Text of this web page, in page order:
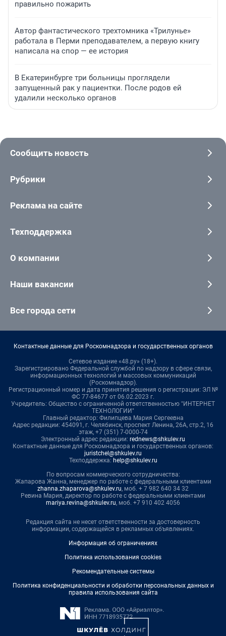
правильно пожарить
Автор фантастического трехтомника «Трилунье»
работала в Перми преподавателем, а первую книгу
написала на спор — ее история
В Екатеринбурге три больницы проглядели
запущенный рак у пациентки. После родов ей
удалили несколько органов
Сообщить новость
Рубрики
Реклама на сайте
Техподдержка
О компании
Наши вакансии
Все города сети
Контактные данные для Роскомнадзора и государственных органов
Сетевое издание «48.ру» (18+).
Зарегистрировано Федеральной службой по надзору в сфере связи,
информационных технологий и массовых коммуникаций
(Роскомнадзор).
Регистрационный номер и дата принятия решения о регистрации: ЭЛ №
ФС 77-84677 от 06.02.2023 г.
Учредитель: Общество с ограниченной ответственностью "ИНТЕРНЕТ
ТЕХНОЛОГИИ"
Главный редактор: Филипцева Мария Сергеевна
Адрес редакции: 454091, г. Челябинск, проспект Ленина, 26А, стр.2, 16
этаж, +7 (351) 7-0000-74
Электронный адрес редакции: rednews@shkulev.ru
Контактные данные для Роскомнадзора и государственных органов:
juristchel@shkulev.ru
Техподдержка: help@shkulev.ru
По вопросам коммерческого сотрудничества:
Жапарова Жанна, менеджер по работе с федеральными клиентами
zhanna.zhaparova@shkulev.ru, моб. + 7 982 640 34 32
Ревина Мария, директор по работе с федеральными клиентами
mariya.revina@shkulev.ru, моб. +7 910 402 4056
Редакция сайта не несет ответственности за достоверность
информации, содержащейся в рекламных объявлениях.
Информация об ограничениях
Политика использования cookies
Рекомендательные системы
Политика конфиденциальности и обработки персональных данных и
правила использования сайта